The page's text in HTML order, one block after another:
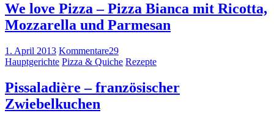
We love Pizza – Pizza Bianca mit Ricotta,
Mozzarella und Parmesan
1. April 2013 Kommentare29
Hauptgerichte Pizza & Quiche Rezepte
Pissaladière – französischer
Zwiebelkuchen